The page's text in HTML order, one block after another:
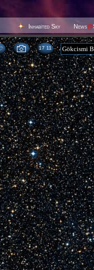
Inhabited Sky News@
17:11